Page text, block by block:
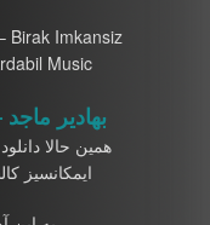
Birak Imkansiz
Music
بهادیر
همین حالا
ایمکانسیز